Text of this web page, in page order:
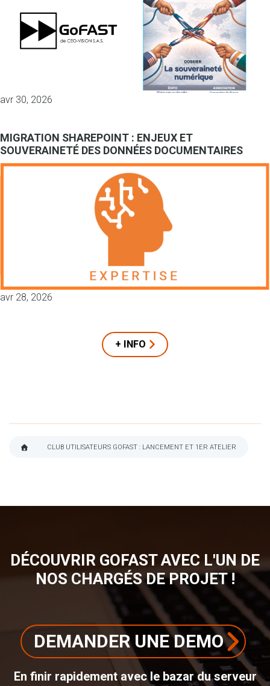
avr 30, 2026
MIGRATION SHAREPOINT : ENJEUX ET
SOUVERAINETÉ DES DONNÉES DOCUMENTAIRES
avr 28, 2026
+ INFO
CLUB UTILISATEURS GOFAST : LANCEMENT ET 1ER ATELIER
DÉCOUVRIR GOFAST AVEC L'UN DE
NOS CHARGÉS DE PROJET !
DEMANDER UNE DEMO
En finir rapidement avec le bazar du serveur